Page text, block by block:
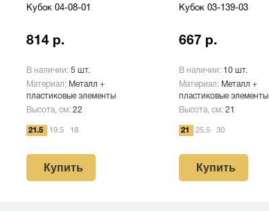
Кубок 04-08-01
814 р.
В наличии: 5 шт.
Материал: Металл +
пластиковые элементы
Высота, см: 22
21.5 19.5 18
Купить
Кубок 03-139-03
667 р.
В наличии: 10 шт.
Материал: Металл +
пластиковые элементы
Высота, см: 21
21 25.5 30
Купить